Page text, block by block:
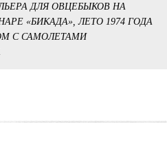
ДЛЯ ОВЦЕБЫКОВ НА
«БИКАДА», ЛЕТО 1974 ГОДА
С САМОЛЕТАМИ